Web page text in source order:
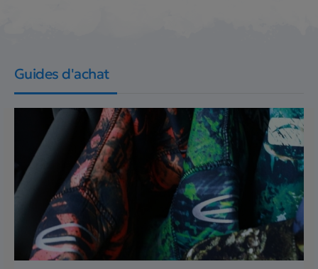
Guides d'achat